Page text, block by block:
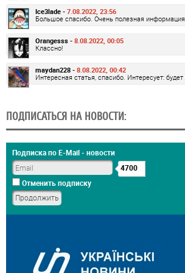
Ice3lade - 7.08.2022, 23:56
Большое спасибо. Очень полезная информация
Orangesss - 8.08.2022, 00:05
Классно!
maydan228 - 8.08.2022, 00:42
Интересная статья, спасибо. Интересует:
ПОДПИСАТЬСЯ НА НОВОСТИ:
Подписка по E-Mail - новости
4700
Отменить подписку